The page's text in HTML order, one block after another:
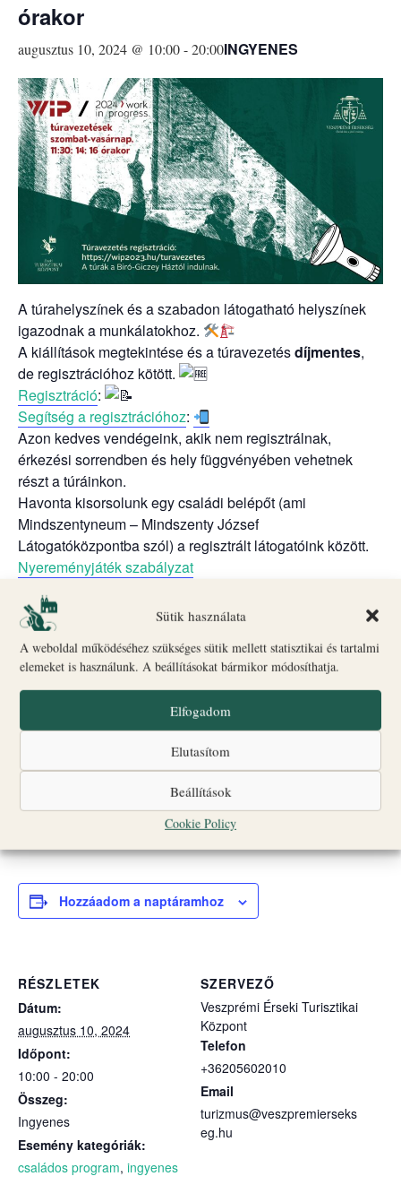
Sütik használata
A weboldal működéséhez szükséges sütik mellett statisztikai és tartalmi
elemeket is használunk. A beállításokat bármikor módosíthatja.
Elfogadom
Elutasítom
Beállítások
Cookie Policy
órakor
augusztus 10, 2024 @ 10:00-20:00INGYENES
A túrahelyszínek és a szabadon látogatható helyszínek
igazodnak a munkálatokhoz.
A kiállítások megtekintése és a túravezetésdíjmentes,
de regisztrációhoz kötött.
Regisztráció:
Segítség a regisztrációhoz:
Azon kedves vendégeink, akik nem regisztrálnak,
érkezési sorrendben és hely függvényében vehetnek
részt a túráinkon.
Havonta kisorsolunk egy családi belépőt (ami
Mindszentyneum – Mindszenty József
Látogatóközpontba szól) a regisztrált látogatóink között.
Nyereményjáték szabályzat
szombat: 10:00-20:00; vasárnap: 10:00-18:00)
Nem káptalan a fejem
rejtvényt a papnövendéknek
Régészeti kiállítás – a 17. századi női papucs titkai
rejtenek a gyönyörű freskók?
A kanonoki ház kertje – csend és nyugalom.
Szeretettel várunk mindenkit!
Hozzáadom a naptáramhoz
RÉSZLETEK
Dátum:
augusztus 10, 2024
Időpont:
10:00 - 20:00
Összeg:
Ingyenes
Esemény kategóriák:
családos program, ingyenes
SZERVEZŐ
Veszprémi Érseki Turisztikai
Központ
Telefon
+36205602010
Email
turizmus@veszpremierseks
eg.hu